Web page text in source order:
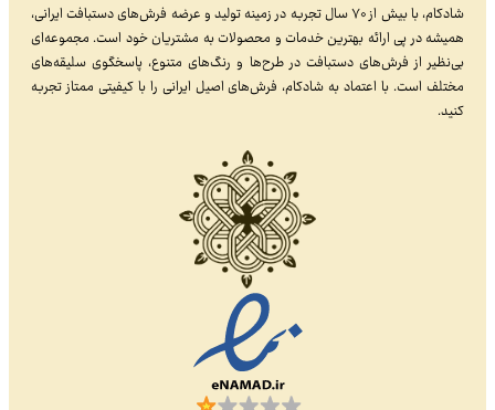
شادکام، با بیش از ۷۰ سال تجربه در زمینه تولید و عرضه فرش‌های دستبافت ایرانی،
همیشه در پی ارائه بهترین خدمات و محصولات به مشتریان خود است. مجموعه‌ای
بی‌نظیر از فرش‌های دستبافت در طرح‌ها و رنگ‌های متنوع، پاسخگوی سلیقه‌های
مختلف است. با اعتماد به شادکام، فرش‌های اصیل ایرانی را با کیفیتی ممتاز تجربه
کنید.